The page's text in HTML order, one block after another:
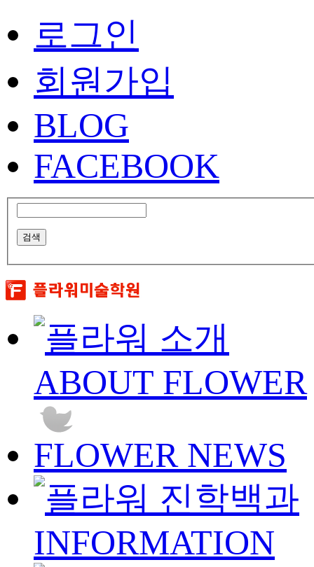
로그인
회원가입
BLOG
FACEBOOK
ABOUT FLOWER
FLOWER NEWS
INFORMATION